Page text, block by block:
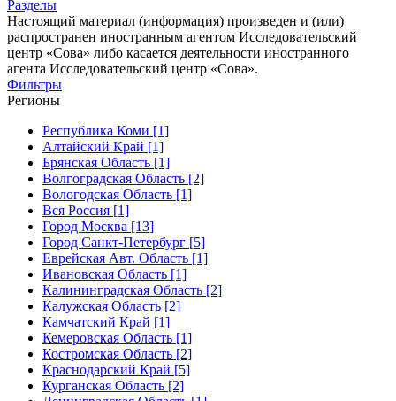
Разделы
Настоящий материал (информация) произведен и (или)
распространен иностранным агентом Исследовательский
центр «Сова» либо касается деятельности иностранного
агента Исследовательский центр «Сова».
Фильтры
Регионы
Республика Коми [1]
Алтайский Край [1]
Брянская Область [1]
Волгоградская Область [2]
Вологодская Область [1]
Вся Россия [1]
Город Москва [13]
Город Санкт-Петербург [5]
Еврейская Авт. Область [1]
Ивановская Область [1]
Калининградская Область [2]
Калужская Область [2]
Камчатский Край [1]
Кемеровская Область [1]
Костромская Область [2]
Краснодарский Край [5]
Курганская Область [2]